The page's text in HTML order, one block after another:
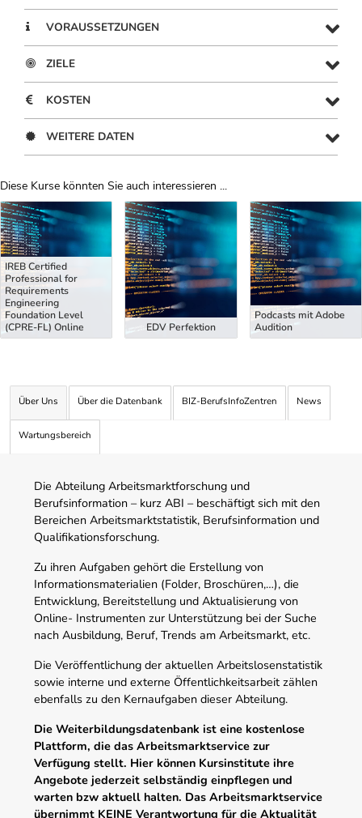
VORAUSSETZUNGEN
ZIELE
KOSTEN
WEITERE DATEN
Diese Kurse könnten Sie auch interessieren ...
Uber Weiterbildungsvorschläge
IREB Certified
Professional for
Requirements
Engineering
Foundation Level
(CPRE-FL) Online
EDV Perfektion
Podcasts mit Adobe
Audition
Über Uns Über die Datenbank BIZ-BerufsInfoZentren News
Wartungsbereich
Die Abteilung Arbeitsmarktforschung und
Berufsinformation – kurz ABI – beschäftigt sich mit den
Bereichen Arbeitsmarktstatistik, Berufsinformation und
Qualifikationsforschung.
Zu ihren Aufgaben gehört die Erstellung von
Informationsmaterialien (Folder, Broschüren,…), die
Entwicklung, Bereitstellung und Aktualisierung von
Online- Instrumenten zur Unterstützung bei der Suche
nach Ausbildung, Beruf, Trends am Arbeitsmarkt, etc.
Die Veröffentlichung der aktuellen Arbeitslosenstatistik
sowie interne und externe Öffentlichkeitsarbeit zählen
ebenfalls zu den Kernaufgaben dieser Abteilung.
Die Weiterbildungsdatenbank ist eine kostenlose
Plattform, die das Arbeitsmarktservice zur
Verfügung stellt. Hier können Kursinstitute ihre
Angebote jederzeit selbständig einpflegen und
warten bzw aktuell halten. Das Arbeitsmarktservice
übernimmt KEINE Verantwortung für die Aktualität